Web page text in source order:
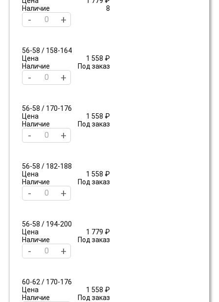
Наличие
8
- +
56-58 / 158-164
Цена
1 558 ₽
Наличие
Под заказ
- +
56-58 / 170-176
Цена
1 558 ₽
Наличие
Под заказ
- +
56-58 / 182-188
Цена
1 558 ₽
Наличие
Под заказ
- +
56-58 / 194-200
Цена
1 779 ₽
Наличие
Под заказ
- +
60-62 / 170-176
Цена
1 558 ₽
Наличие
Под заказ